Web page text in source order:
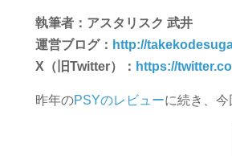
執筆者：アスタリスク 武井
運営ブログ： http://
X（旧Twitter）： https://
昨年の‎PSYのレビューに続き、